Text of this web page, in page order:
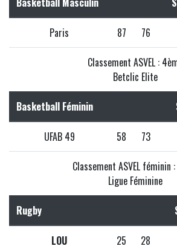
Paris 87 76
Classement ASVEL :
Betclic Elite
Basketball Féminin
UFAB 49 58 73
Classement ASVEL féminin
Ligue Féminine
Rugby
LOU 25 28